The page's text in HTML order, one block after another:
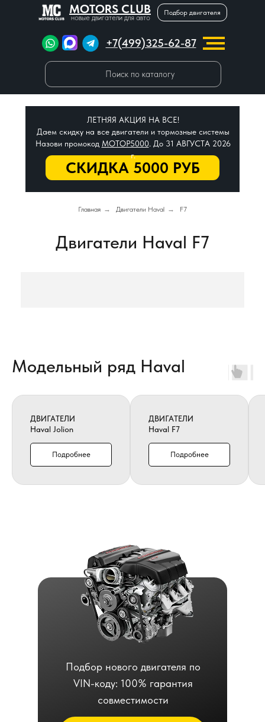
MOTORS CLUB
новые двигатели для авто
Подбор двигателя
+7(499)325-62-87
Поиск по каталогу
СКИДКА 5000 РУБ
ЛЕТНЯЯ АКЦИЯ НА ВСЕ!
Даем скидку на все двигатели и тормозные системы
Назови промокод МОТОР5000. До 31 АВГУСТА 2026
г.
Главная → Двигатели Haval → F7
Двигатели Haval F7
Модельный ряд Haval
ДВИГАТЕЛИ
Haval Jolion
Подробнее
ДВИГАТЕЛИ
Haval F7
Подробнее
Подбор нового двигателя по
VIN-коду: 100% гарантия
совместимости